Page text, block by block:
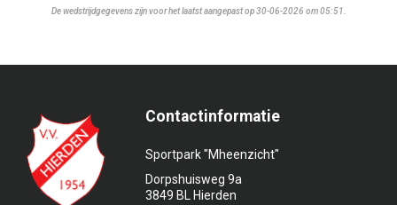
De wedstrijdgegevens zijn voor het laatst aangepast op 30-06-2026 om 05:51.
Contactinformatie
Sportpark "Mheenzicht"
Dorpshuisweg 9a
3849 BL Hierden